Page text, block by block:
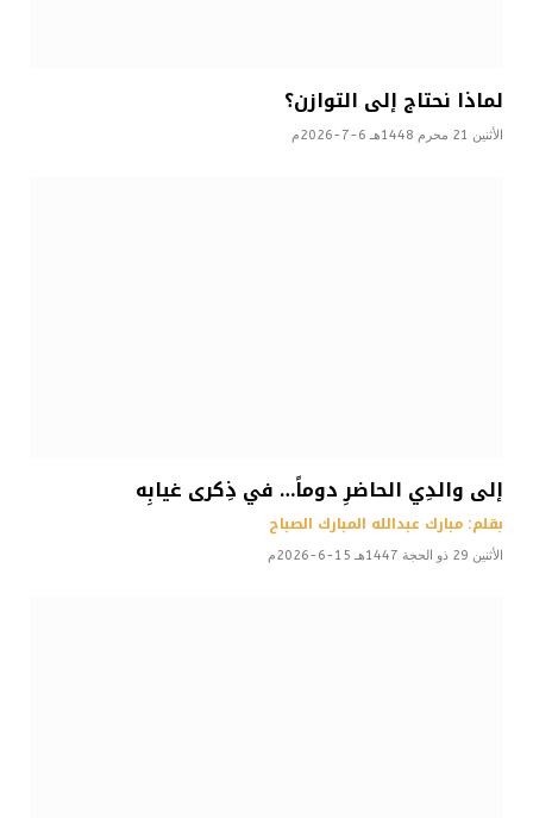
لماذا نحتاج إلى التوازن؟
الأثنين 21 محرم 1448هـ 6-7-2026م
إلى والدِي الحاضرِ دوماً… في ذِكرى غيابِه
بقلم: مبارك عبدالله المبارك الصباح
الأثنين 29 ذو الحجة 1447هـ 15-6-2026م